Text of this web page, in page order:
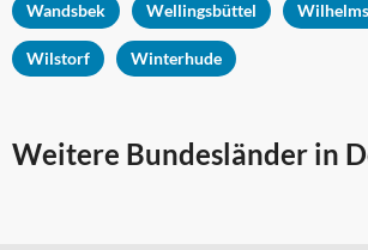
Wandsbek Wellingsbüttel
Wilstorf Winterhude
Weitere Bundesländer in